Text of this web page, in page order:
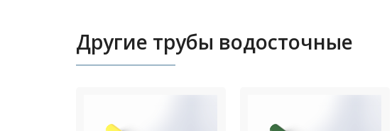
Другие трубы водосточные